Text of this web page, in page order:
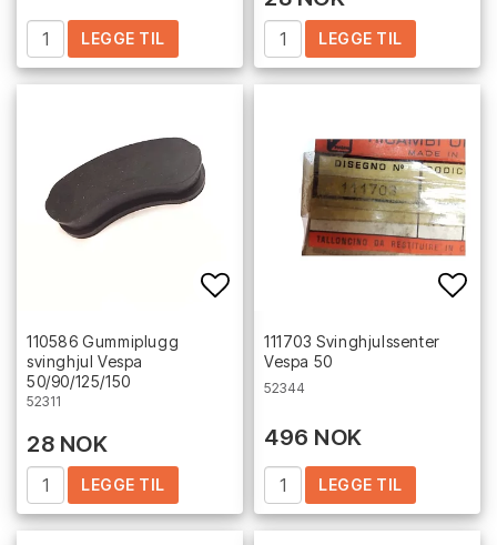
LEGGE TIL LEGGE TIL
Add to list of favorites
110586 Gummiplugg
svinghjul Vespa
50/90/125/150
52311
28 NOK
LEGGE TIL
111703 Svinghjulssenter
Vespa 50
52344
496 NOK
LEGGE TIL